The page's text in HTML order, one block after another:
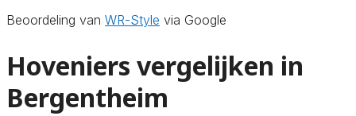
Beoordeling van WR-Style via Google
Hoveniers vergelijken in
Bergentheim